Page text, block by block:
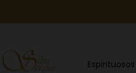
Espirituosos